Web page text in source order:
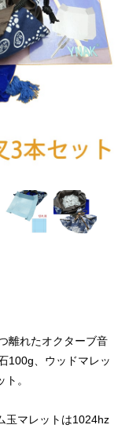
離れたオクターブ音
100g、ウッドマレッ
。
玉マレットは1024hz